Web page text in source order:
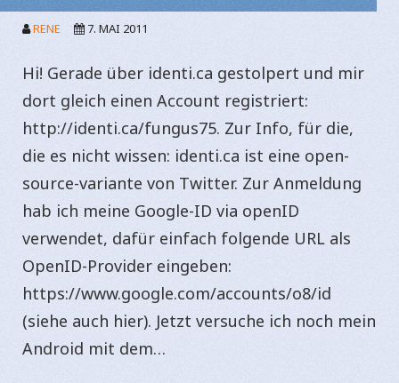
RENE 7. MAI 2011
Hi! Gerade über identi.ca gestolpert und mir
dort gleich einen Account registriert:
http://identi.ca/fungus75. Zur Info, für die,
die es nicht wissen: identi.ca ist eine open-
source-variante von Twitter. Zur Anmeldung
hab ich meine Google-ID via openID
verwendet, dafür einfach folgende URL als
OpenID-Provider eingeben:
https://www.google.com/accounts/o8/id
(siehe auch hier). Jetzt versuche ich noch mein
Android mit dem…